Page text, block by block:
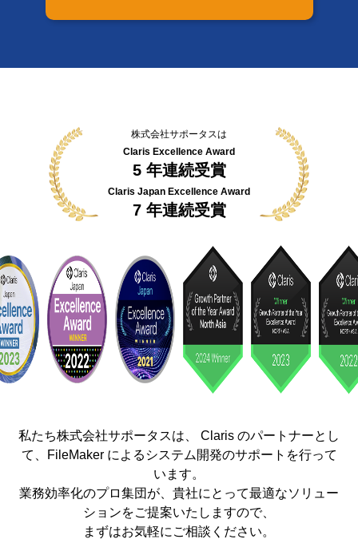
株式会社サポータスは
Claris Excellence Award
5 年連続受賞
Claris Japan Excellence Award
7 年連続受賞
私たち株式会社サポータスは、 Claris のパートナーとし
て、
FileMaker によるシステム開発のサポートを行って
います。
業務効率化のプロ集団が、貴社にとって最適なソリュー
ションをご提案いたしますので、
まずはお気軽にご相談ください。